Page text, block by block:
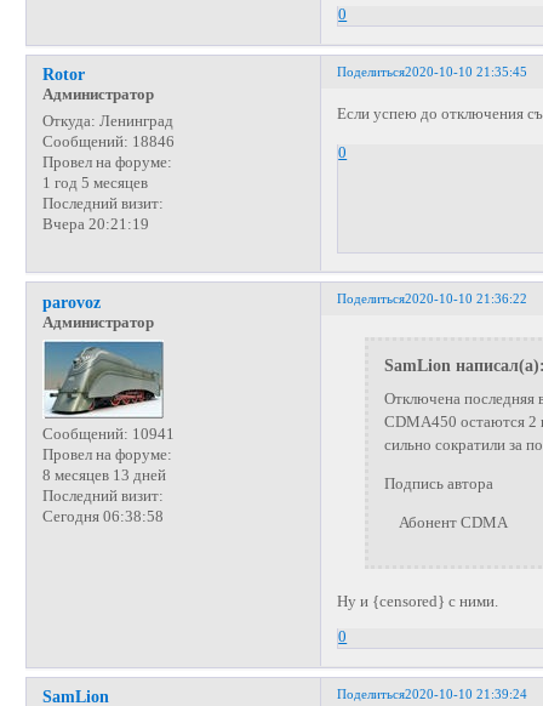
0
Поделиться2020-10-10 21:35:45
Rotor
Администратор
Откуда: Ленинград
Сообщений: 18846
Провел на форуме:
1 год 5 месяцев
Последний визит:
Вчера 20:21:19
Если успею до отключения
0
Поделиться2020-10-10 21:36:22
parovoz
Администратор
Сообщений: 10941
Провел на форуме:
8 месяцев 13 дней
Последний визит:
Сегодня 06:38:58
SamLion
Отключена последняя
CDMA450 остаются 2
сильно сократили за
Подпись автора
Абонент CDMA
Ну и {censored} с ними.
0
Поделиться2020-10-10 21:39:24
SamLion